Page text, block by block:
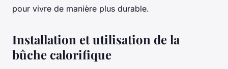
pour vivre de manière plus durable.
Installation et utilisation de la
bûche calorifique